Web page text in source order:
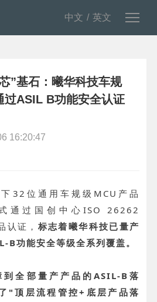
中文 英文
”基石：曦华科技车规
过ASIL B功能安全认证
16:20:47
32位通用车规级MCU产品
通过国创中心ISO 26262
认证， 标志着曦华科技已量产
B功能安全等级全系列覆盖。
全部量产产品的ASIL-B落
"顶层流程管控+底层产品落